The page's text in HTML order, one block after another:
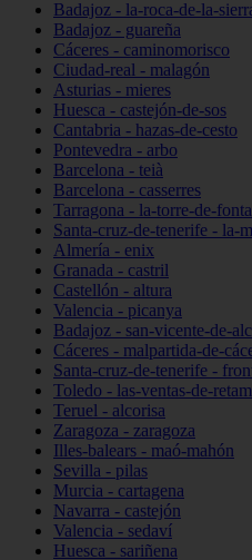
Badajoz - la-roca-de-la-
Badajoz - guareña
Cáceres - caminomorisco
Ciudad-real - malagón
Asturias - mieres
Huesca - castejón-de-sos
Cantabria - hazas-de-cesto
Pontevedra - arbo
Barcelona - teià
Barcelona - casserres
Tarragona - la-torre-de-
Santa-cruz-de-tenerife - la-
Almería - enix
Granada - castril
Castellón - altura
Valencia - picanya
Badajoz - san-vicente-de-
Cáceres - malpartida-de-
Santa-cruz-de-tenerife -
Toledo - las-ventas-de-
Teruel - alcorisa
Zaragoza - zaragoza
Illes-balears - maó-mahón
Sevilla - pilas
Murcia - cartagena
Navarra - castejón
Valencia - sedaví
Huesca - sariñena